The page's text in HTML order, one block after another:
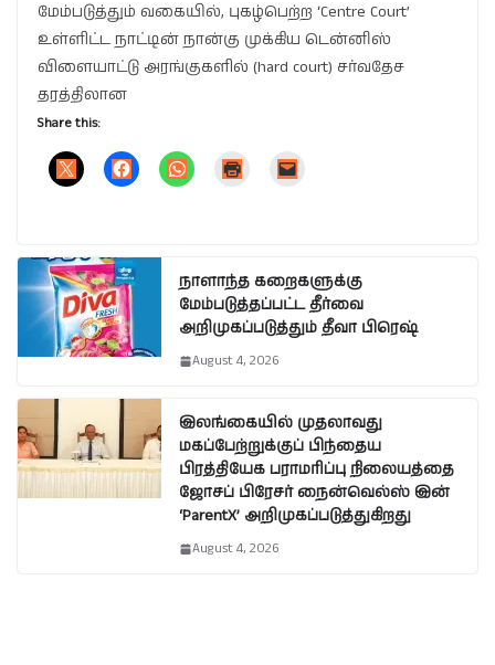
மேம்படுத்தும் வகையில், புகழ்பெற்ற ‘Centre Court’
உள்ளிட்ட நாட்டின் நான்கு முக்கிய டென்னிஸ்
விளையாட்டு அரங்குகளில் (hard court) சர்வதேச
தரத்திலான
Share this:
நாளாந்த கறைகளுக்கு
மேம்படுத்தப்பட்ட தீர்வை
அறிமுகப்படுத்தும் தீவா பிரெஷ்
August 4, 2026
இலங்கையில் முதலாவது
மகப்பேற்றுக்குப் பிந்தைய
பிரத்தியேக பராமரிப்பு நிலையத்தை
ஜோசப் பிரேசர் நைன்வெல்ஸ் இன்
‘ParentX’ அறிமுகப்படுத்துகிறது
August 4, 2026